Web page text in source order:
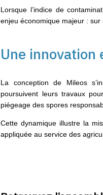
Lorsque l’indice de
enjeu économique majeur :
Une
La conception de Mileos
poursuivent leurs travaux
piégeage des spores
Cette dynamique illustre la
appliquée au service des